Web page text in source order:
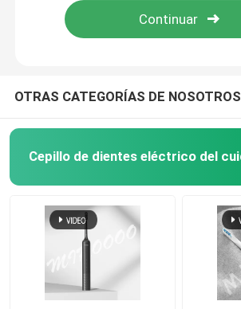
OTRAS CATEGORÍAS DE NOSOTROS